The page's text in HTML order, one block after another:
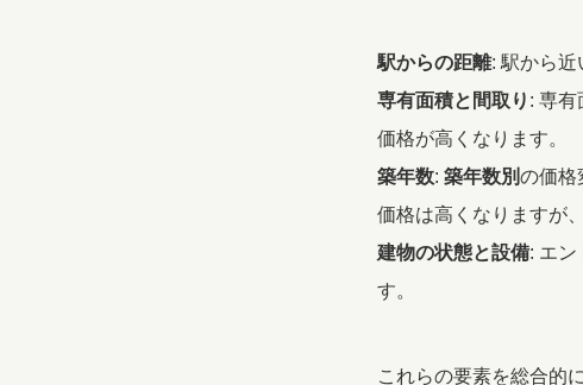
駅からの距離: 駅から近
専有面積と間取り : 専
価格が高くなります。
築年数: 築年数別の価格
価格は高くなりますが
建物の状態と設備: エン
す。
これらの要素を総合的